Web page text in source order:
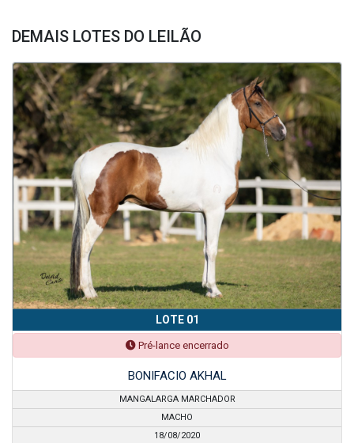
DEMAIS LOTES DO LEILÃO
LOTE 01
Pré-lance encerrado
BONIFACIO AKHAL
MANGALARGA MARCHADOR
MACHO
18/08/2020